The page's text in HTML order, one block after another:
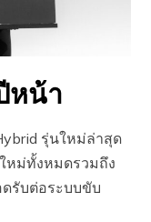
หน้า
รุ่นใหม่ล่าสุด
หม่ทั้งหมดรวมถึง
รับต่อระบบขับ